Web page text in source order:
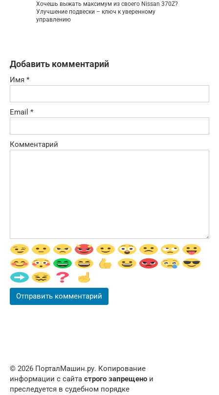
Хочешь выжать максимум из своего Nissan 370Z?
Улучшение подвески – ключ к уверенному
управлению
Добавить комментарий
Имя *
Email *
Комментарий
© 2026 ПорталМашин.ру. Копирование
информации с сайта строго запрещено и
преследуется в судебном порядке